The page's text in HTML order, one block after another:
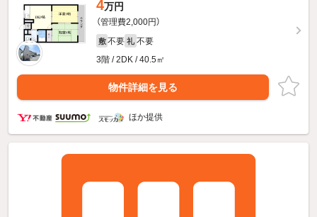
4万円
（管理費2,000円）
敷 不要 礼 不要
3階 / 2DK / 40.5㎡
物件詳細を見る
ほか提供